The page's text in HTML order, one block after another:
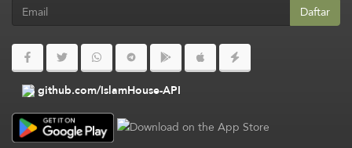
Daftar
github.com/IslamHouse-API